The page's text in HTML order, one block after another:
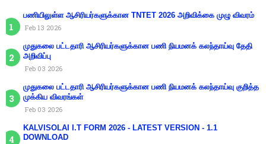
பணியிலுள்ள ஆசிரியர்களுக்கான TNTET 2026 அறிவிக்கை முழு விவரம்
Feb 13 2026
முதுகலை பட்டதாரி ஆசிரியர்களுக்கான பணி நியமனக் கலந்தாய்வு தேதி
அறிவிப்பு
Feb 03 2026
முதுகலை பட்டதாரி ஆசிரியர்களுக்கான பணி நியமனக் கலந்தாய்வு குறித்த
முக்கிய விவரங்கள்
Feb 03 2026
KALVISOLAI I.T FORM 2026 - LATEST VERSION - 1.1
DOWNLOAD